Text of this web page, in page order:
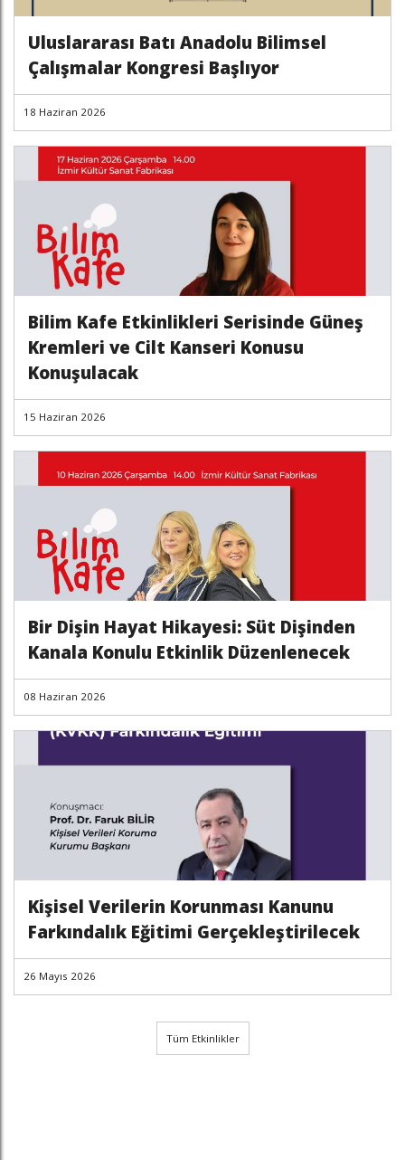
Uluslararası Batı Anadolu Bilimsel
Çalışmalar Kongresi Başlıyor
18 Haziran 2026
Bilim Kafe Etkinlikleri Serisinde Güneş
Kremleri ve Cilt Kanseri Konusu
Konuşulacak
15 Haziran 2026
Bir Dişin Hayat Hikayesi: Süt Dişinden
Kanala Konulu Etkinlik Düzenlenecek
08 Haziran 2026
Kişisel Verilerin Korunması Kanunu
Farkındalık Eğitimi Gerçekleştirilecek
26 Mayıs 2026
Tüm Etkinlikler